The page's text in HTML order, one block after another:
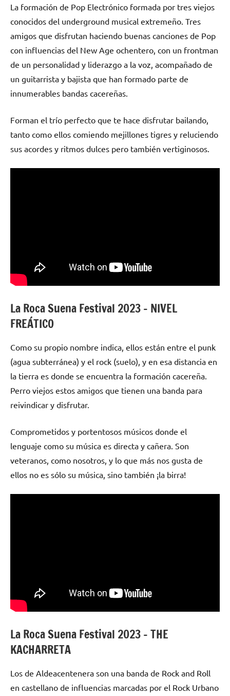
La formación de Pop Electrónico formada por tres viejos
conocidos del underground musical extremeño. Tres
amigos que disfrutan haciendo buenas canciones de Pop
con influencias del New Age ochentero, con un frontman
de un personalidad y liderazgo a la voz, acompañado de
un guitarrista y bajista que han formado parte de
innumerables bandas cacereñas.
Forman el trío perfecto que te hace disfrutar bailando,
tanto como ellos comiendo mejillones tigres y reluciendo
sus acordes y ritmos dulces pero también vertiginosos.
La Roca Suena Festival 2023 – NIVEL
FREÁTICO
Como su propio nombre indica, ellos están entre el punk
(agua subterránea) y el rock (suelo), y en esa distancia en
la tierra es donde se encuentra la formación cacereña.
Perro viejos estos amigos que tienen una banda para
reivindicar y disfrutar.
Comprometidos y portentosos músicos donde el
lenguaje como su música es directa y cañera. Son
veteranos, como nosotros, y lo que más nos gusta de
ellos no es sólo su música, sino también ¡la birra!
La Roca Suena Festival 2023 – THE
KACHARRETA
Los de Aldeacentenera son una banda de Rock and Roll
en castellano de influencias marcadas por el Rock Urbano